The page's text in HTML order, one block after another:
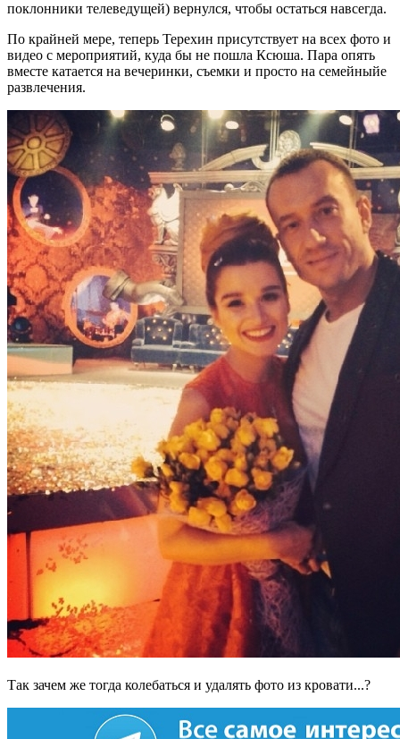
поклонники телеведущей) вернулся, чтобы остаться навсегда.
По крайней мере, теперь Терехин присутствует на всех фото и
видео с мероприятий, куда бы не пошла Ксюша. Пара опять
вместе катается на вечеринки, съемки и просто на семейныйе
развлечения.
Так зачем же тогда колебаться и удалять фото из кровати...?